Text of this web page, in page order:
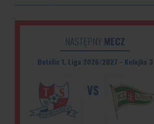
NASTĘPNY MECZ
Betclic 1. Liga 2026/2027 - Kolejka 3
VS